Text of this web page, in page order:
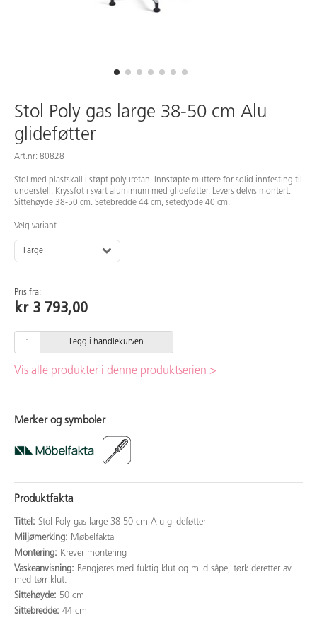
Stol Poly gas large 38-50 cm Alu
glideføtter
Art.nr: 80828
Stol med plastskall i støpt polyuretan. Innstøpte muttere for solid innfesting til
understell. Kryssfot i svart aluminium med glideføtter. Levers delvis montert.
Sittehøyde 38-50 cm. Setebredde 44 cm, setedybde 40 cm.
Velg variant
Farge
Pris fra:
kr 3 793,00
Legg i handlekurven
Vis alle produkter i denne produktserien >
Merker og symboler
Produktfakta
Tittel: Stol Poly gas large 38-50 cm Alu glideføtter
Miljømerking: Møbelfakta
Montering: Krever montering
Vaskeanvisning: Rengjøres med fuktig klut og mild såpe, tørk deretter av
med tørr klut.
Sittehøyde: 50 cm
Sittebredde: 44 cm